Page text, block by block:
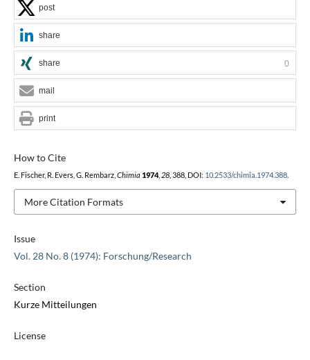
Issue
Vol. 28 No. 8 (1974): Forschung/Research
Section
Kurze Mitteilungen
License
How to Cite
E. Fischer, R. Evers, G. Rembarz, Chimia 1974, 28, 388, DOI: 10.2533/chimia.1974.388.
More Citation Formats
post
share
share 0
mail
print